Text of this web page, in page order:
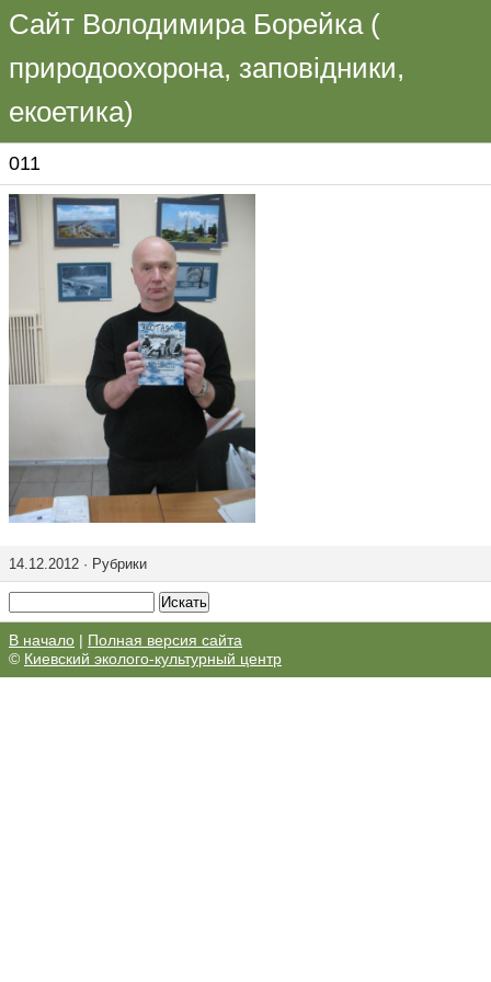
Сайт Володимира Борейка (
природоохорона, заповідники,
екоетика)
011
14.12.2012 · Рубрики
В начало | Полная версия сайта
© Киевский эколого-культурный центр